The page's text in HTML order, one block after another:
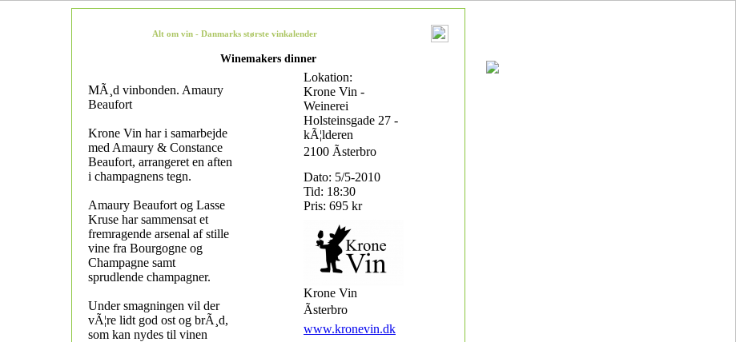
Alt om vin - Danmarks største vinkalender
Winemakers dinner
MÃ¸d vinbonden. Amaury
Beaufort
Krone Vin har i samarbejde
med Amaury & Constance
Beaufort, arrangeret en aften
i champagnens tegn.
Amaury Beaufort og Lasse
Kruse har sammensat et
fremragende arsenal af stille
vine fra Bourgogne og
Champagne samt
sprudlende champagner.
Under smagningen vil der
vÃ¦re lidt god ost og brÃ¸d,
som kan nydes til vinen
Lokation:
Krone Vin -
Weinerei
Holsteinsgade 27 -
kÃ¦lderen
2100 Ãsterbro
Dato: 5/5-2010
Tid: 18:30
Pris: 695 kr
Krone Vin
Ãsterbro
www.kronevin.dk